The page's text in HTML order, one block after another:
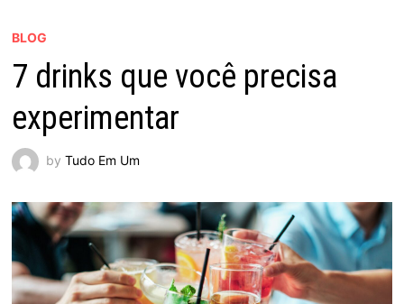
BLOG
7 drinks que você precisa
experimentar
by Tudo Em Um